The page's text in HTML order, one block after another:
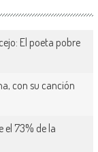
El poeta pobre
con su canción
el 73% de la